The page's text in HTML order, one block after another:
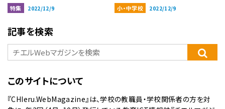
特集 2022/12/9 小・中学校 2022/12/9
記事を検索
このサイトについて
『CHIeru.WebMagazine』は、学校の教職員・学校関係者の方を対